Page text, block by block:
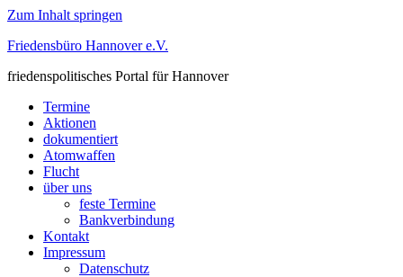
Zum Inhalt springen
Friedensbüro Hannover e.V.
friedenspolitisches Portal für Hannover
Termine
Aktionen
dokumentiert
Atomwaffen
Flucht
über uns
feste Termine
Bankverbindung
Kontakt
Impressum
Datenschutz